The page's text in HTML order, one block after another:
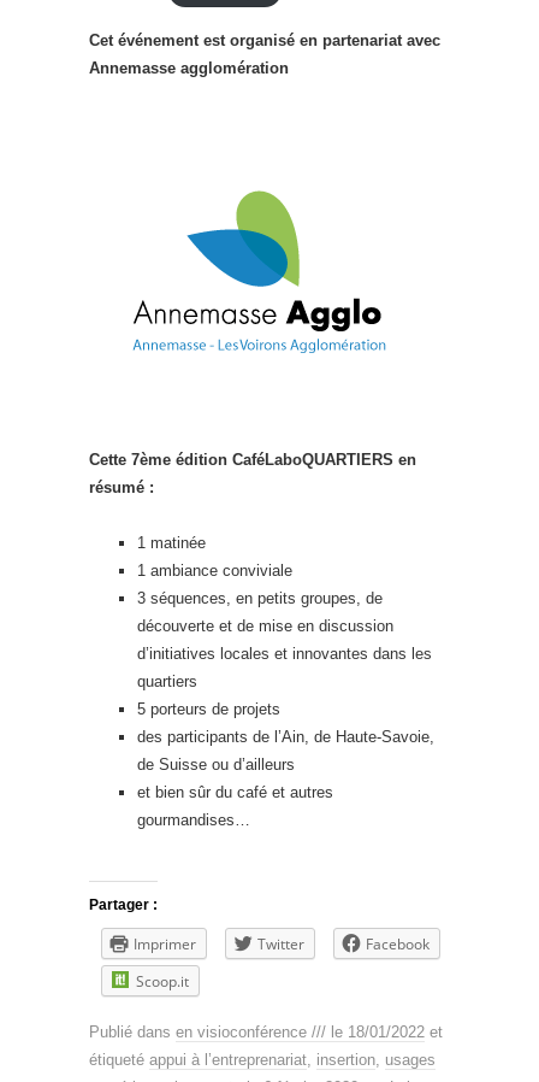
Cet événement est organisé en partenariat avec
Annemasse agglomération
Cette 7ème édition CaféLaboQUARTIERS en
résumé :
1 matinée
1 ambiance conviviale
3 séquences, en petits groupes, de
découverte et de mise en discussion
d’initiatives locales et innovantes dans les
quartiers
5 porteurs de projets
des participants de l’Ain, de Haute-Savoie,
de Suisse ou d’ailleurs
et bien sûr du café et autres
gourmandises…
Partager :
Imprimer Twitter
Facebook
Scoop.it
Publié dans en visioconférence /// le 18/01/2022 et
étiqueté appui à l’entreprenariat insertion usages